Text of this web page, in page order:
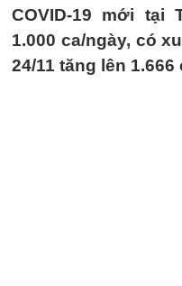
COVID-19 mới tại
1.000 ca/ngày, có
24/11 tăng lên 1.666